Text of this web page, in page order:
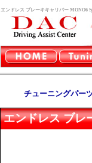
エンドレス ブレーキキャリパー MONO6
チューニングパー
エンドレス ブレ